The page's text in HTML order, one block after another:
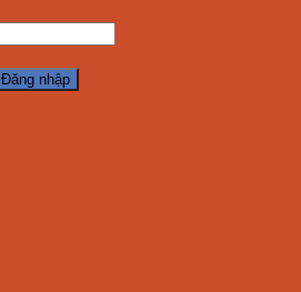
Đăng nhập